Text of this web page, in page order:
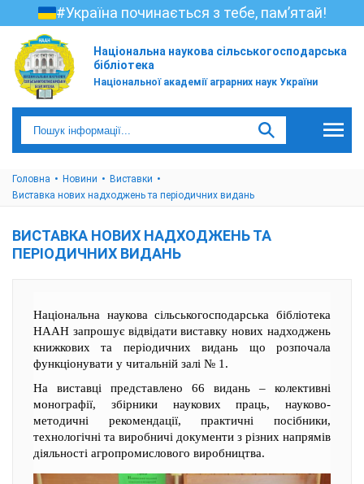
#Україна починається з тебе, пам’ятай!
Національна наукова сільськогосподарська
бібліотека
Національної академії аграрних наук України
Головна Новини
Виставки
Виставка нових надходжень та періодичних видань
ВИСТАВКА НОВИХ НАДХОДЖЕНЬ ТА
ПЕРІОДИЧНИХ ВИДАНЬ
Національна наукова сільськогосподарська бібліотека
НААН запрошує відвідати виставку нових надходжень
книжкових та періодичних видань що розпочала
функціонувати у читальній залі № 1.
На виставці представлено 66 видань – колективні
монографії, збірники наукових праць, науково-
методичні рекомендації, практичні посібники,
технологічні та виробничі документи з різних напрямів
діяльності агропромислового виробництва.